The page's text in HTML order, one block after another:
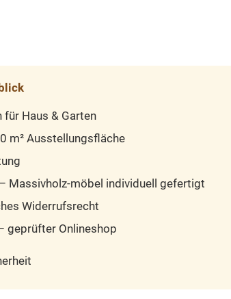
für Haus & Garten
m² Ausstellungsfläche
Massivholz-möbel individuell gefertigt
Widerrufsrecht
geprüfter Onlineshop